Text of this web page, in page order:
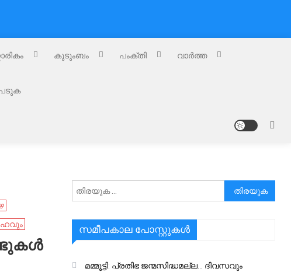
കുടുംബം പംക്തി വാർത്ത
അനേഷിക്കുക
സമീപകാല പോസ്റ്റുകൾ
മമ്മൂട്ടി: പ്രതിഭ ജന്മസിദ്ധമല്ല… ദിവസവും